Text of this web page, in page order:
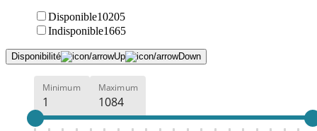
Disponible10205
Indisponible1665
Disponibilité
Minimum Maximum